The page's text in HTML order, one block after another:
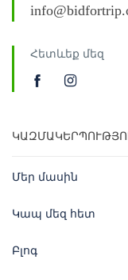
Հետևեք մեզ
Մեր մասին
Կապ մեզ հետ
Բլոգ